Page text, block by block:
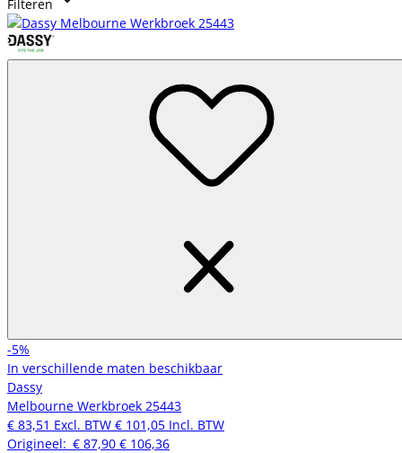
eacht of dit voor jezelf is of voor je voltallige personeelsbesta
nd.
Filteren
-5%
In verschillende maten beschikbaar
Dassy
Melbourne Werkbroek 25443
€ 83,51 Excl. BTW € 101,05 Incl. BTW
Origineel: € 87,90 € 106,36